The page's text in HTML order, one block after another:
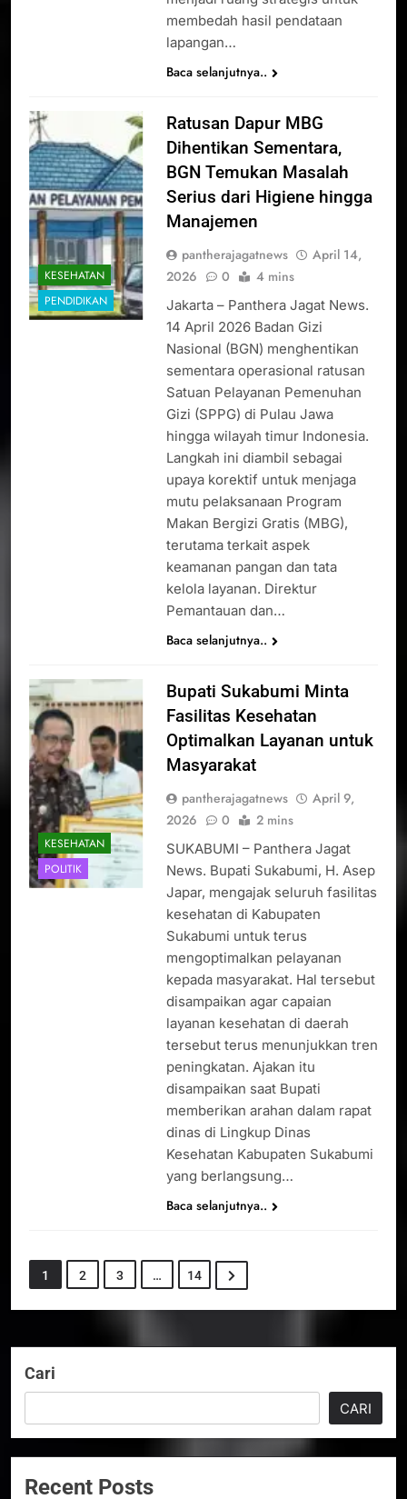
membedah hasil pendataan
lapangan…
Baca selanjutnya..
KESEHATAN
PENDIDIKAN
Ratusan Dapur MBG
Dihentikan Sementara,
BGN Temukan Masalah
Serius dari Higiene hingga
Manajemen
pantherajagatnews
April 14,
2026
0 4 mins
Jakarta – Panthera Jagat News.
14 April 2026 Badan Gizi
Nasional (BGN) menghentikan
sementara operasional ratusan
Satuan Pelayanan Pemenuhan
Gizi (SPPG) di Pulau Jawa
hingga wilayah timur Indonesia.
Langkah ini diambil sebagai
upaya korektif untuk menjaga
mutu pelaksanaan Program
Makan Bergizi Gratis (MBG),
terutama terkait aspek
keamanan pangan dan tata
kelola layanan. Direktur
Pemantauan dan…
Baca selanjutnya..
KESEHATAN
POLITIK
Bupati Sukabumi Minta
Fasilitas Kesehatan
Optimalkan Layanan untuk
Masyarakat
pantherajagatnews
April 9,
2026
0 2 mins
SUKABUMI – Panthera Jagat
News. Bupati Sukabumi, H. Asep
Japar, mengajak seluruh fasilitas
kesehatan di Kabupaten
Sukabumi untuk terus
mengoptimalkan pelayanan
kepada masyarakat. Hal tersebut
disampaikan agar capaian
layanan kesehatan di daerah
tersebut terus menunjukkan tren
peningkatan. Ajakan itu
disampaikan saat Bupati
memberikan arahan dalam rapat
dinas di Lingkup Dinas
Kesehatan Kabupaten Sukabumi
yang berlangsung…
Baca selanjutnya..
1 2 3 … 14
Cari
CARI
Recent Posts